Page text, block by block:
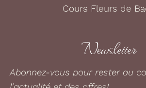
Cours Fleurs de
Newsletter
Abonnez-vous pour rester au